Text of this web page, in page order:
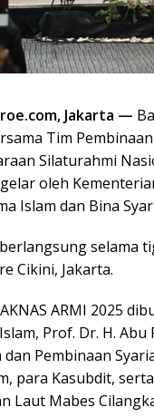
Jakarta —
Tim
Silaturahmi
oleh
Islam dan Bina
selama
Cikini, Jakarta.
ARMI 2025
Prof. Dr. H.
dan Pembinaan
para Kasubdit,
Laut Mabes